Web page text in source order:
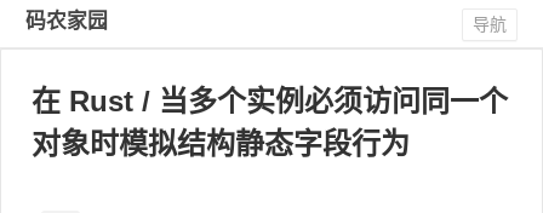
码农家园 导航
在 Rust / 当多个实例必须访问同一个
对象时模拟结构静态字段行为